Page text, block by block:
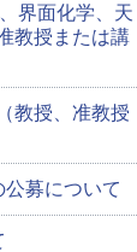
界面化学、天
教授または講
教授、准教授
募について